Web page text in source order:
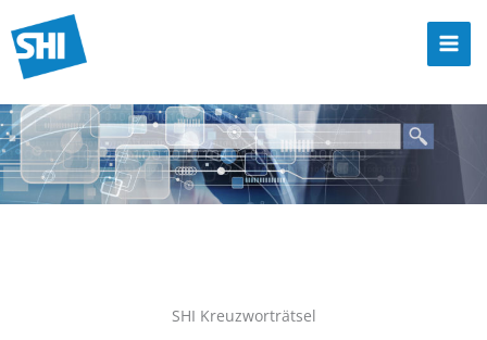
Inhalt
springen
SHI Kreuzworträtsel